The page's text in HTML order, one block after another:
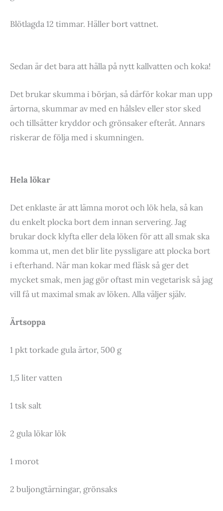
Blötlagda 12 timmar. Häller bort vattnet.
Sedan är det bara att hälla på nytt kallvatten och koka!
Det brukar skumma i början, så därför kokar man upp
ärtorna, skummar av med en hålslev eller stor sked
och tillsätter kryddor och grönsaker efteråt. Annars
riskerar de följa med i skumningen.
Hela lökar
Det enklaste är att lämna morot och lök hela, så kan
du enkelt plocka bort dem innan servering. Jag
brukar dock klyfta eller dela löken för att all smak ska
komma ut, men det blir lite pyssligare att plocka bort
i efterhand. När man kokar med fläsk så ger det
mycket smak, men jag gör oftast min vegetarisk så jag
vill få ut maximal smak av löken. Alla väljer själv.
Ärtsoppa
1 pkt torkade gula ärtor, 500 g
1,5 liter vatten
1 tsk salt
2 gula lökar lök
1 morot
2 buljongtärningar, grönsaks